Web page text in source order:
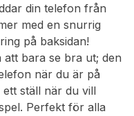
din telefon från
med en snurrig
på baksidan!
att bara se bra ut; den
när du är på
ställ när du vill
Perfekt för alla